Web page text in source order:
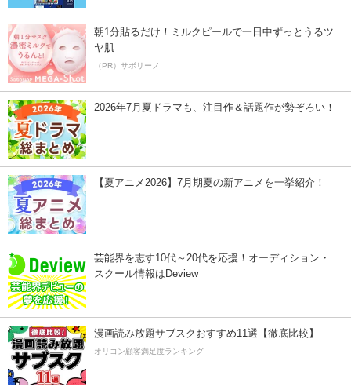
朝1分貼るだけ！ミルクピールで一日中ずっとうるツ
ヤ肌
（PR）サボリーノ
2026年7月夏ドラマも、注目作＆話題作が勢ぞろい！
【夏アニメ2026】7月期夏の新アニメを一挙紹介！
芸能界を志す10代～20代を応援！オーディション・
スクール情報はDeview
漫画読み放題サブスクおすすめ11選【徹底比較】
オリコン顧客満足度ランキング